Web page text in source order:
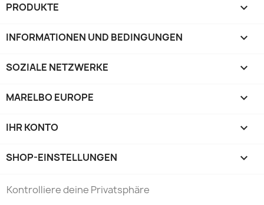
PRODUKTE 
INFORMATIONEN UND BEDINGUNGEN 
SOZIALE NETZWERKE 
MARELBO EUROPE 
IHR KONTO 
SHOP-EINSTELLUNGEN keyboard_arrow_down
Kontrolliere deine Privatsphäre